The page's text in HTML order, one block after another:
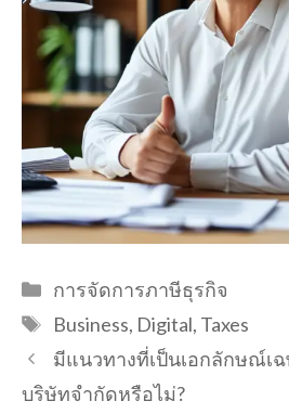
Categories
การจัดการภาษีธุรกิจ
Tags
Business, Digital, Taxes
มีแนวทางที่เป็นเอกลักษณ์เ
บริษัทจำกัดหรือไม่?